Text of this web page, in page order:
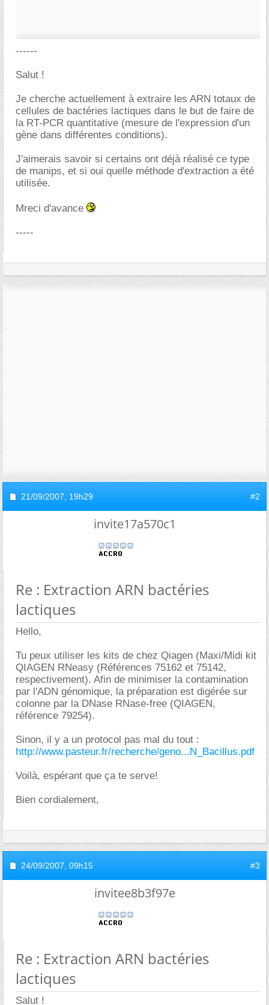
------
Salut !
Je cherche actuellement à extraire les ARN totaux de
cellules de bactéries lactiques dans le but de faire de
la RT-PCR quantitative (mesure de l'expression d'un
gène dans différentes conditions).
J'aimerais savoir si certains ont déjà réalisé ce type
de manips, et si oui quelle méthode d'extraction a été
utilisée.
Mreci d'avance
-----
21/09/2007, 19h29 #2
invite17a570c1
Re : Extraction ARN bactéries
lactiques
Hello,
Tu peux utiliser les kits de chez Qiagen (Maxi/Midi kit
QIAGEN RNeasy (Références 75162 et 75142,
respectivement). Afin de minimiser la contamination
par l'ADN génomique, la préparation est digérée sur
colonne par la DNase RNase-free (QIAGEN,
référence 79254).
Sinon, il y a un protocol pas mal du tout :
http://www.pasteur.fr/recherche/geno...N_Bacillus.pdf
Voilà, espérant que ça te serve!
Bien cordialement,
24/09/2007, 09h15 #3
invitee8b3f97e
Re : Extraction ARN bactéries
lactiques
Salut !